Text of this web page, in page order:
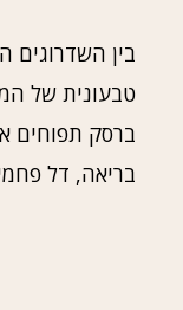
בין
טבעונית של
ברסק תפוחים
בריאה, דל